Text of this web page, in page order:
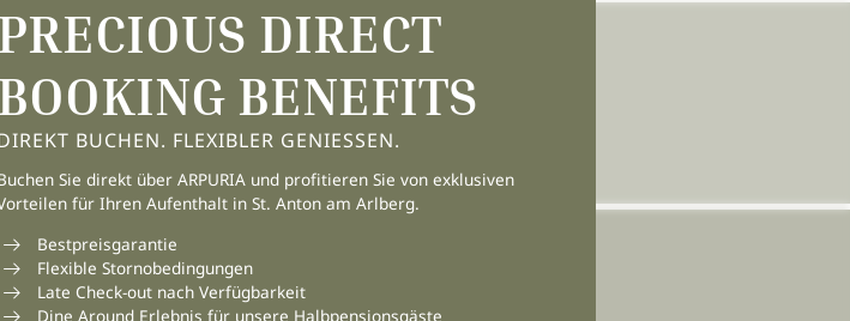
E-Mail-Adresse eingeben
Anton am Arlberg|Tirol | Österreich
PRECIOUS DIRECT
BOOKING BENEFITS
BUCHEN. FLEXIBLER GENIESSEN.
Sie direkt über ARPURIA und profitieren Sie von exklusiven
für Ihren Aufenthalt in St. Anton am Arlberg.
Bestpreisgarantie
Flexible Stornobedingungen
Late Check-out nach Verfügbarkeit
Dine Around Erlebnis für unsere Halbpensionsgäste